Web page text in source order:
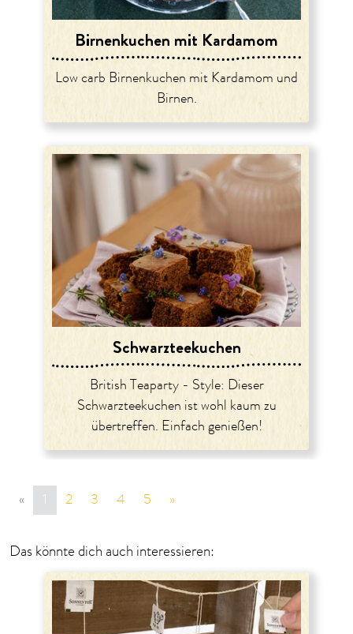
Birnenkuchen mit Kardamom
Low carb Birnenkuchen mit Kardamom und
Birnen.
Schwarzteekuchen
British Teaparty - Style: Dieser
Schwarzteekuchen ist wohl kaum zu
übertreffen. Einfach genießen!
« vorige Seite
1 2 3 4 5 »
Das könnte dich auch interessieren: